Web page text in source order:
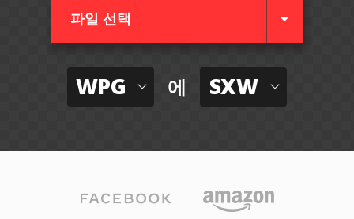
파일 선택
WPG 에 SXW